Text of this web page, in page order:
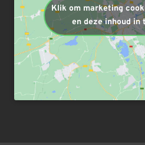
Klik om marketing
en deze inhoud in